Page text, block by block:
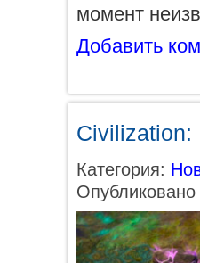
момент
Добавить
Civilization:
Категория: